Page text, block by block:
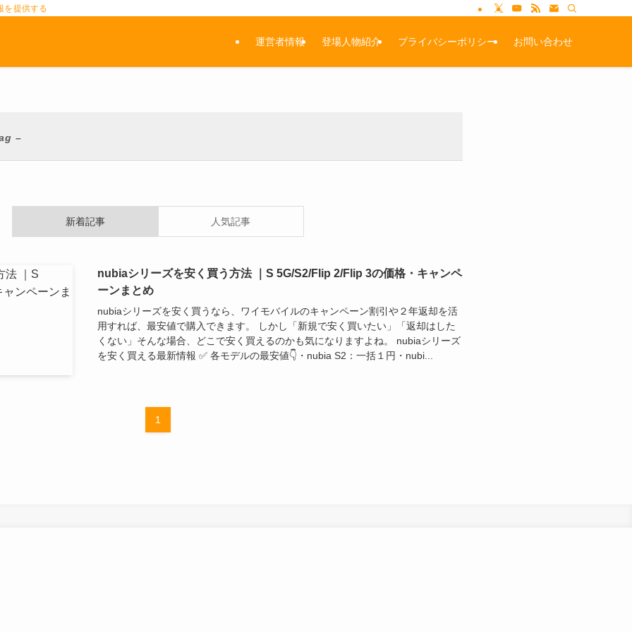
を提供する
運営者情報 登場人物紹介 プライバシーポリシー お問い合わせ
–
新着記事 人気記事
nubiaシリーズを安く買う方法 ｜S 5G/S2/Flip 2/Flip 3の価格・キャンペ
ーンまとめ
nubiaシリーズを安く買うなら、ワイモバイルのキャンペーン割引や２年返却を活
用すれば、最安値で購入できます。 しかし「新規で安く買いたい」「返却はした
くない」そんな場合、どこで安く買えるのかも気になりますよね。 nubiaシリーズ
を安く買える最新情報 ✅️ 各モデルの最安値👇️・nubia S2：一括１円・nubi...
1